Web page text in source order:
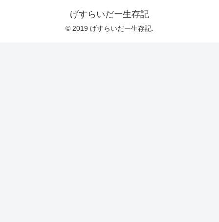
げすらいだー生存記
© 2019 げすらいだー生存記.